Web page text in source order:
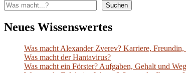
Suchen
Neues Wissenswertes
Was macht Alexander Zverev? Karriere,
Was macht der Hantavirus?
Was macht ein Förster? Aufgaben, Gehalt und